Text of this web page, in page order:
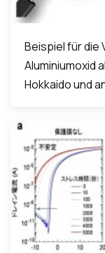
Beispiel für die
Aluminiumoxid
Hokkaido und